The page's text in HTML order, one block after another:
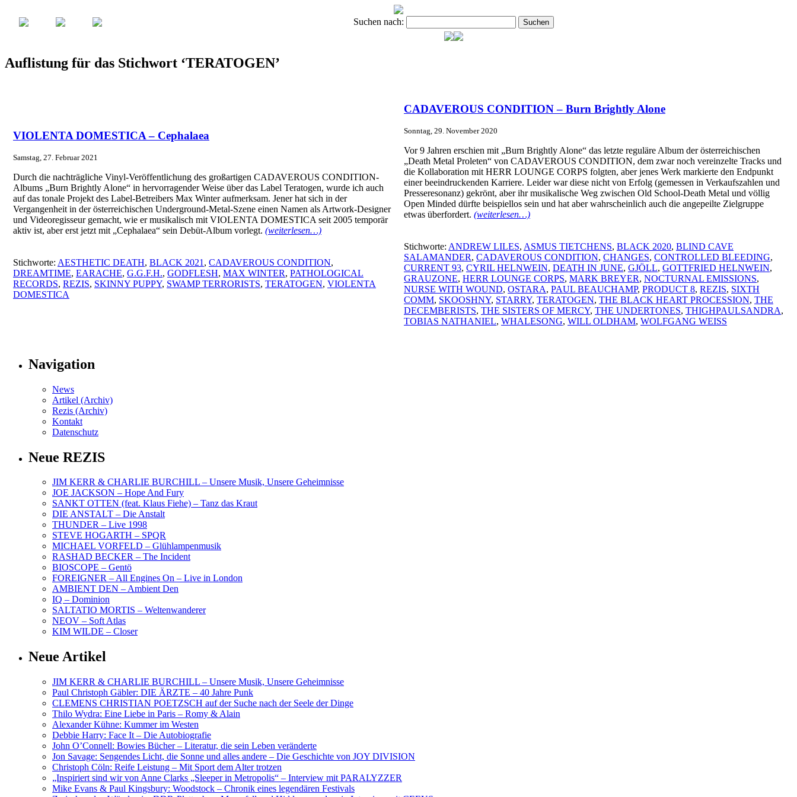
Suchen nach:
Auflistung für das Stichwort ‘TERATOGEN’
VIOLENTA DOMESTICA – Cephalaea
Samstag, 27. Februar 2021
Durch die nachträgliche Vinyl-Veröffentlichung des großartigen CADAVEROUS CONDITION-
Albums „Burn Brightly Alone“ in hervorragender Weise über das Label Teratogen, wurde ich auch
auf das tonale Projekt des Label-Betreibers Max Winter aufmerksam. Jener hat sich in der
Vergangenheit in der österreichischen Underground-Metal-Szene einen Namen als Artwork-Designer
und Videoregisseur gemacht, wie er musikalisch mit VIOLENTA DOMESTICA seit 2005 temporär
aktiv ist, aber erst jetzt mit „Cephalaea“ sein Debüt-Album vorlegt. (weiterlesen…)
Stichworte: AESTHETIC DEATH, BLACK 2021 , CADAVEROUS CONDITION,
DREAMTIME, EARACHE, G.G.F.H., GODFLESH, MAX WINTER, PATHOLOGICAL
RECORDS, REZIS, SKINNY PUPPY, SWAMP TERRORISTS, TERATOGEN, VIOLENTA
DOMESTICA
CADAVEROUS CONDITION – Burn Brightly Alone
Sonntag, 29. November 2020
Vor 9 Jahren erschien mit „Burn Brightly Alone“ das letzte reguläre Album der österreichischen
„Death Metal Proleten“ von CADAVEROUS CONDITION, dem zwar noch vereinzelte Tracks und
die Kollaboration mit HERR LOUNGE CORPS folgten, aber jenes Werk markierte den Endpunkt
einer beeindruckenden Karriere. Leider war diese nicht von Erfolg (gemessen in Verkaufszahlen und
Presseresonanz) gekrönt, aber ihr musikalische Weg zwischen Old School-Death Metal und völlig
Open Minded dürfte beispiellos sein und hat aber wahrscheinlich auch die angepeilte Zielgruppe
etwas überfordert. (weiterlesen…)
Stichworte: ANDREW LILES, ASMUS TIETCHENS, BLACK 2020, BLIND CAVE
SALAMANDER, CADAVEROUS CONDITION, CHANGES, CONTROLLED BLEEDING,
CURRENT 93, CYRIL HELNWEIN, DEATH IN JUNE, GJÖLL, GOTTFRIED HELNWEIN,
GRAUZONE, HERR LOUNGE CORPS, MARK BREYER, NOCTURNAL EMISSIONS,
NURSE WITH WOUND, OSTARA, PAUL BEAUCHAMP, PRODUCT 8, REZIS, SIXTH
COMM, SKOOSHNY, STARRY, TERATOGEN, THE BLACK HEART PROCESSION, THE
DECEMBERISTS, THE SISTERS OF MERCY, THE UNDERTONES, THIGHPAULSANDRA,
TOBIAS NATHANIEL, WHALESONG, WILL OLDHAM, WOLFGANG WEISS
Navigation
News
Artikel (Archiv)
Rezis (Archiv)
Kontakt
Datenschutz
Neue REZIS
JIM KERR & CHARLIE BURCHILL – Unsere Musik, Unsere Geheimnisse
JOE JACKSON – Hope And Fury
SANKT OTTEN (feat. Klaus Fiehe) – Tanz das Kraut
DIE ANSTALT – Die Anstalt
THUNDER – Live 1998
STEVE HOGARTH – SPQR
MICHAEL VORFELD – Glühlampenmusik
RASHAD BECKER – The Incident
BIOSCOPE – Gentö
FOREIGNER – All Engines On – Live in London
AMBIENT DEN – Ambient Den
IQ – Dominion
SALTATIO MORTIS – Weltenwanderer
NEOV – Soft Atlas
KIM WILDE – Closer
Neue Artikel
JIM KERR & CHARLIE BURCHILL – Unsere Musik, Unsere Geheimnisse
Paul Christoph Gäbler: DIE ÄRZTE – 40 Jahre Punk
CLEMENS CHRISTIAN POETZSCH auf der Suche nach der Seele der Dinge
Thilo Wydra: Eine Liebe in Paris – Romy & Alain
Alexander Kühne: Kummer im Westen
Debbie Harry: Face It – Die Autobiografie
John O’Connell: Bowies Bücher – Literatur, die sein Leben veränderte
Jon Savage: Sengendes Licht, die Sonne und alles andere – Die Geschichte von JOY DIVISION
Christoph Cöln: Reife Leistung – Mit Sport dem Alter trotzen
„Inspiriert sind wir von Anne Clarks „Sleeper in Metropolis“ – Interview mit PARALYZZER
Mike Evans & Paul Kingsbury: Woodstock – Chronik eines legendären Festivals